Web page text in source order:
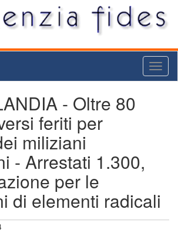
- Oltre 80
feriti per
miliziani
- Arrestati 1.300,
per le
di elementi radicali